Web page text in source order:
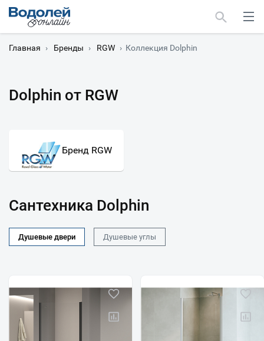
Главная › Бренды › RGW › Коллекция Dolphin
Dolphin от RGW
Бренд RGW
Сантехника Dolphin
Душевые двери Душевые углы